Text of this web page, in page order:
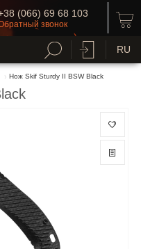
(066) 69 68 103
звонок
RU
Нож Skif Sturdy II BSW Black